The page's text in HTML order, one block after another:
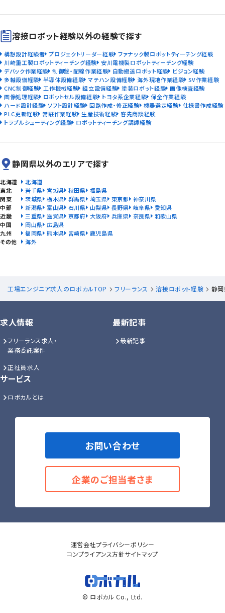
溶接ロボット経験以外の経験で探す
構想設計経験者 プロジェクトリーダー経験 ファナック製ロボットティーチング経験
川崎重工製ロボットティーチング経験 安川電機製ロボットティーチング経験
デバック作業経験 制御盤・配線作業経験 自動搬送ロボット経験 ビジョン経験
多軸設備経験 半導体設備経験 マテハン設備経験 海外現地作業経験 SV作業経験
CNC制御経験 工作機械経験 組立設備経験 塗装ロボット経験 画像検査経験
画像処理経験 ロボットセル設備経験 トヨタ系企業経験 保全作業経験
ハード設計経験 ソフト設計経験 回路作成・修正経験 機器選定経験 仕様書作成経験
PLC更新経験 常駐作業経験 生産技術経験 客先商談経験
トラブルシューティング経験 ロボットティーチング講師経験
静岡県以外のエリアで探す
北海道
北海道
東北
岩手県 宮城県 秋田県 福島県
関東
茨城県 栃木県 群馬県 埼玉県 東京都
神奈川県
中部
新潟県 富山県 石川県 山梨県 長野県 岐阜県
愛知県
近畿
三重県 滋賀県 京都府 大阪府 兵庫県 奈良県 和歌山県
中国
岡山県
広島県
九州
福岡県 熊本県 宮崎県
鹿児島県
その他
海外
工場エンジニア求人のロボカルTOP フリーランス 溶接ロボット経験 静
求人情報
フリーランス求人・
業務委託案件
正社員求人
最新記事
最新記事
サービス
ロボカルとは
お問い合わせ
企業のご担当者さま
運営会社プライバシーポリシー
コンプライアンス方針サイトマップ
© ロボカル Co., Ltd.